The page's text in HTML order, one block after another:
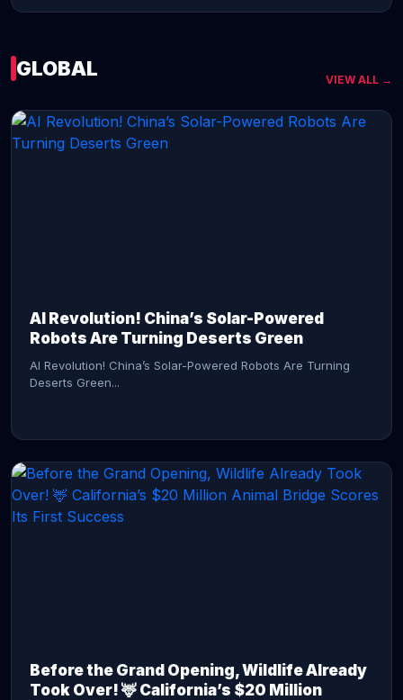
GLOBAL VIEW ALL →
AI Revolution! China’s Solar-Powered
Robots Are Turning Deserts Green
AI Revolution! China’s Solar-Powered Robots Are Turning
Deserts Green...
Before the Grand Opening, Wildlife Already
Took Over! 🦌 California’s $20 Million